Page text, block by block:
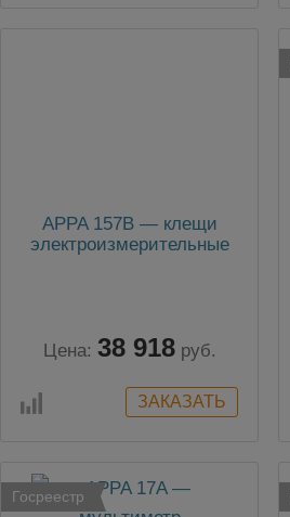
APPA 157B — клещи
электроизмерительные
Цена: 38 918 руб.
Госреестр